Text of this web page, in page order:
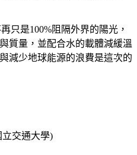
只是100%阻隔外界的陽光，
質量，並配合水的載體減緩溫
減少地球能源的浪費是這次的
交通大學)